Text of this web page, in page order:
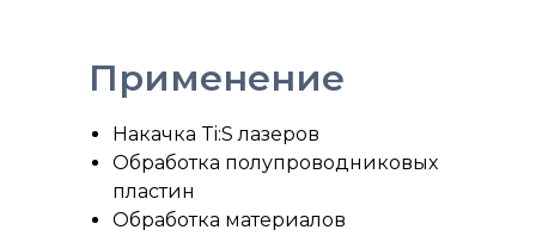
Применение
Накачка Ti:S лазеров
Обработка полупроводниковых
пластин
Обработка материалов